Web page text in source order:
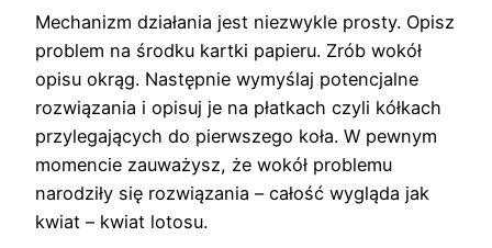
Mechanizm działania jest niezwykle prosty. Opisz
problem na środku kartki papieru. Zrób wokół
opisu okrąg. Następnie wymyślaj potencjalne
rozwiązania i opisuj je na płatkach czyli kółkach
przylegających do pierwszego koła. W pewnym
momencie zauważysz, że wokół problemu
narodziły się rozwiązania – całość wygląda jak
kwiat – kwiat lotosu.